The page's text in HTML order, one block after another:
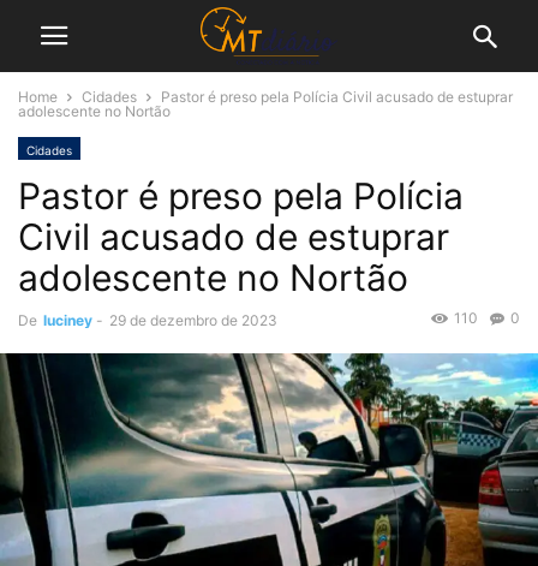
Home Cidades
Pastor é preso pela Polícia Civil acusado de estuprar
adolescente no Nortão
Cidades
Pastor é preso pela Polícia
Civil acusado de estuprar
adolescente no Nortão
De luciney - 29 de dezembro de 2023 0
110